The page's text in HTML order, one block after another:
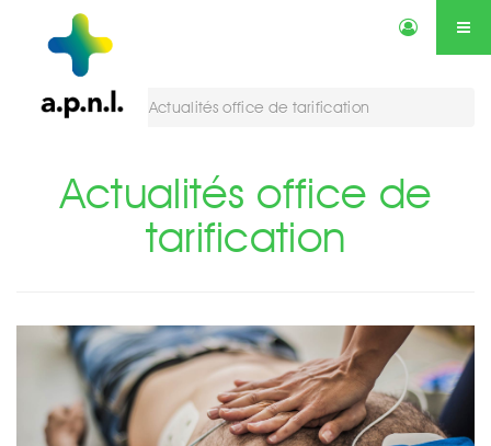
Actualités Annonces Qui sommes-nous ? Services
Vous êtes ici : Actualités office de tarification
Actualités office de
tarification